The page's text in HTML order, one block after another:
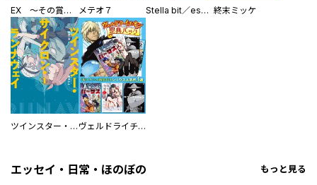
EX ～その賞金稼ぎは、世界の出口を探す～【単行本版】 メテオ７ Stella bit／es【単話版】 終末ミッケ
ツインスター・サイクロン・ランナウェイ ヴェルドライチオシ聖典パック 『転スラ』ミニ画集付き シリウス人気作３選
エッセイ・日常・ほのぼの もっと見る